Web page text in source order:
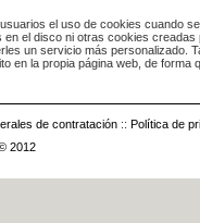
el uso de cookies cuando
el disco ni otras cookies
un servicio más personalizado.
en la propia página web, de
de contratación :: Política de
2012